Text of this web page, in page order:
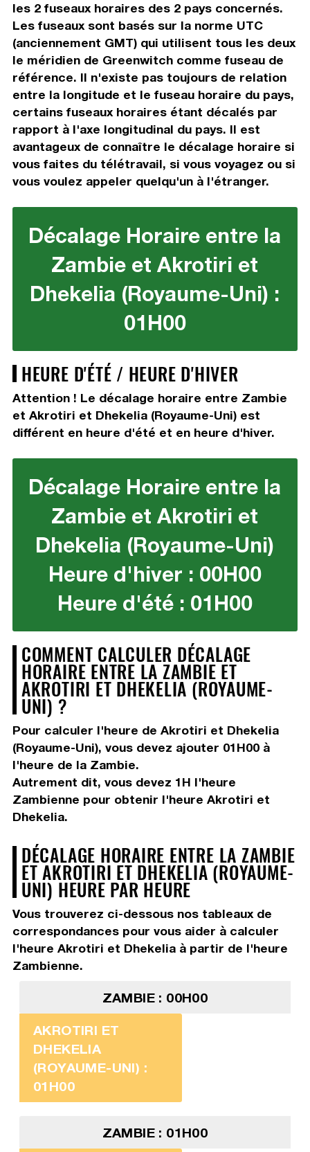
les 2 fuseaux horaires des 2 pays concernés.
Les fuseaux sont basés sur la norme UTC
(anciennement GMT) qui utilisent tous les deux
le méridien de Greenwitch comme fuseau de
référence. Il n'existe pas toujours de relation
entre la longitude et le fuseau horaire du pays,
certains fuseaux horaires étant décalés par
rapport à l'axe longitudinal du pays. Il est
avantageux de connaître le décalage horaire si
vous faites du télétravail, si vous voyagez ou si
vous voulez appeler quelqu'un à l'étranger.
Décalage Horaire entre la
Zambie et Akrotiri et
Dhekelia (Royaume-Uni) :
01H00
HEURE D'ÉTÉ / HEURE D'HIVER
Attention ! Le décalage horaire entre Zambie
et Akrotiri et Dhekelia (Royaume-Uni) est
différent en heure d'été et en heure d'hiver.
Décalage Horaire entre la
Zambie et Akrotiri et
Dhekelia (Royaume-Uni)
Heure d'hiver : 00H00
Heure d'été : 01H00
COMMENT CALCULER DÉCALAGE
HORAIRE ENTRE LA ZAMBIE ET
AKROTIRI ET DHEKELIA (ROYAUME-
UNI) ?
Pour calculer l'heure de Akrotiri et Dhekelia
(Royaume-Uni), vous devez ajouter 01H00à
l'heure de la Zambie.
Autrement dit, vous devez 1H l'heure
Zambienne pour obtenir l'heure Akrotiri et
Dhekelia.
DÉCALAGE HORAIRE ENTRE LA ZAMBIE
ET AKROTIRI ET DHEKELIA (ROYAUME-
UNI) HEURE PAR HEURE
Vous trouverez ci-dessous nos tableaux de
correspondances pour vous aider à calculer
l'heure Akrotiri et Dhekelia à partir de l'heure
Zambienne.
ZAMBIE : 00H00
AKROTIRI ET
DHEKELIA
(ROYAUME-UNI) :
01H00
ZAMBIE : 01H00